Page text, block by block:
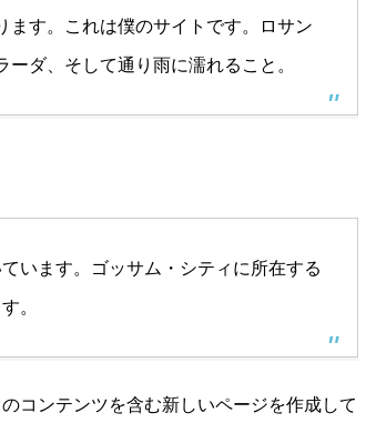
ます。これは僕のサイトです。ロサン
ダ、そして通り雨に濡れること。
います。ゴッサム・シティに所在する
。
コンテンツを含む新しいページを作成して